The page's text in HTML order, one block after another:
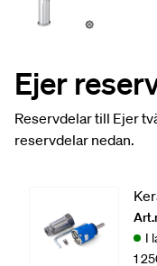
Ejer
Reservdelar till Ejer
reservdelar nedan.
I
1